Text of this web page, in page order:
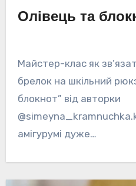
Олівець та
Майстер-клас як зв’язати гачком чудовий
брелок на шкільний
блокнот” від авторки
амігурумі дуже…